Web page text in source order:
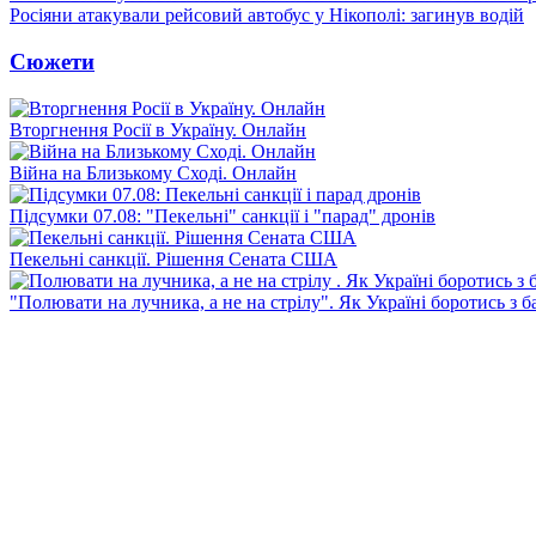
Росіяни атакували рейсовий автобус у Нікополі: загинув водій
Сюжети
Вторгнення Росії в Україну. Онлайн
Війна на Близькому Сході. Онлайн
Підсумки 07.08: "Пекельні" санкції і "парад" дронів
Пекельні санкції. Рішення Сената США
"Полювати на лучника, а не на стрілу". Як Україні боротись з